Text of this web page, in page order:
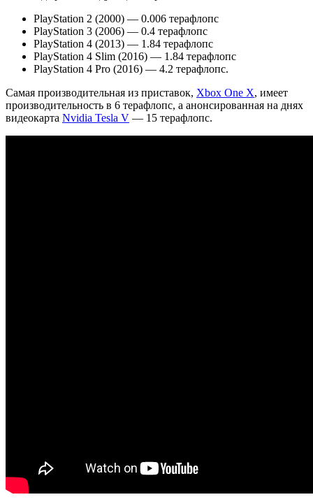
PlayStation 2 (2000) — 0.006 терафлопс
PlayStation 3 (2006) — 0.4 терафлопс
PlayStation 4 (2013) — 1.84 терафлопс
PlayStation 4 Slim (2016) — 1.84 терафлопс
PlayStation 4 Pro (2016) — 4.2 терафлопс.
Самая производительная из приставок, Xbox One X, имеет
производительность в 6 терафлопс, а анонсированная на днях
видеокарта Nvidia Tesla V — 15 терафлопс.